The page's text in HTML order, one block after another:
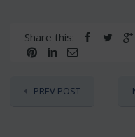
Share this:
PREV POST